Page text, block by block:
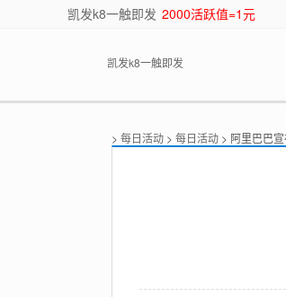
凯发k8一触即发 2000活跃值=1元
凯发k8一触即发
> 每日活动 > 每日活动 > 阿里巴巴